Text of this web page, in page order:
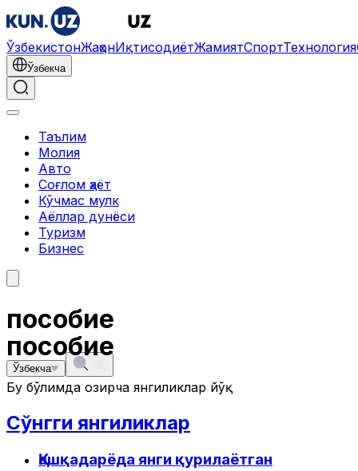
ЎзбекистонЖаҳонИқтисодиётЖамиятСпортТехнология
Ўзбекча
Таълим
Молия
Авто
Соғлом ҳаёт
Кўчмас мулк
Аёллар дунёси
Туризм
Бизнес
пособие
Ўзбекча
пособие
Бу бўлимда ҳозирча янгиликлар йўқ
Сўнгги янгиликлар
Қашқадарёда янги қурилаётган